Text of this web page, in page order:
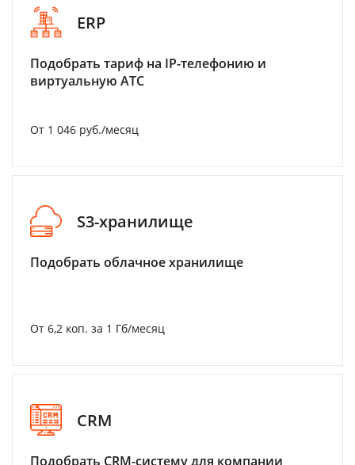
ERP
Подобрать тариф на IP-телефонию и
виртуальную АТС
От 1 046 руб./месяц
S3-хранилище
Подобрать облачное хранилище
От 6,2 коп. за 1 Гб/месяц
CRM
Подобрать CRM-систему для компании